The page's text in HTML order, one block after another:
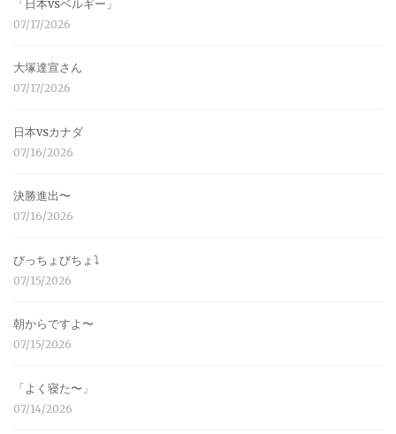
「日本vsベルギー」
07/17/2026
大塚達宣さん
07/17/2026
日本vsカナダ
07/16/2026
決勝進出〜
07/16/2026
びっちょびちょ⤵︎
07/15/2026
朝からですよ〜
07/15/2026
「よく寝た〜」
07/14/2026